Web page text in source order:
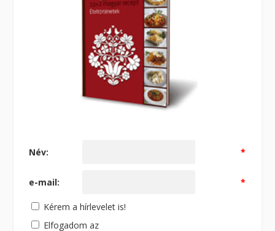
Név: *
e-mail: *
Kérem a hírlevelet is!
Elfogadom az